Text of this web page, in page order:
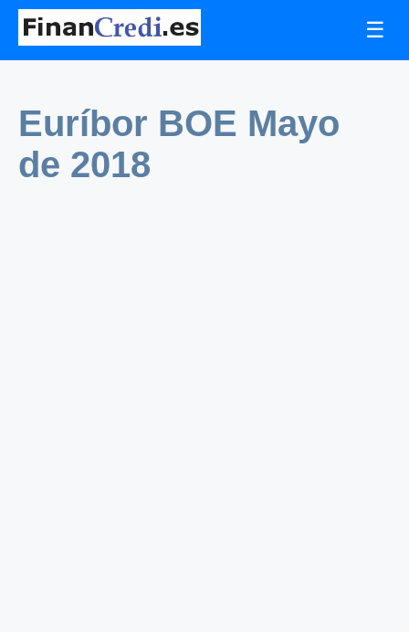
☰
Euríbor BOE Mayo
de 2018